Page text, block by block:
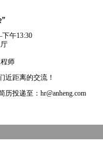
”
午13:30
师
近距离的交流！
历投递至： hr@anheng.com